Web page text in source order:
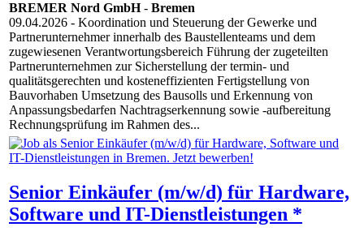
BREMER Nord GmbH- Bremen
09.04.2026 - Koordination und Steuerung der Gewerke und
Partnerunternehmer innerhalb des Baustellenteams und dem
zugewiesenen Verantwortungsbereich Führung der zugeteilten
Partnerunternehmen zur Sicherstellung der termin- und
qualitätsgerechten und kosteneffizienten Fertigstellung von
Bauvorhaben Umsetzung des Bausolls und Erkennung von
Anpassungsbedarfen Nachtragserkennung sowie -aufbereitung
Rechnungsprüfung im Rahmen des...
Senior Einkäufer (m/w/d) für Hardware,
Software und IT-Dienstleistungen *